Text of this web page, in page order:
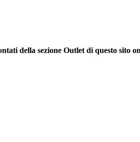
della sezione Outlet di questo sito